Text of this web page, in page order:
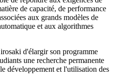
de capacité, de performance
aux grands modèles de
et aux algorithmes
d'élargir son programme
une recherche permanente
développement et l'utilisation des